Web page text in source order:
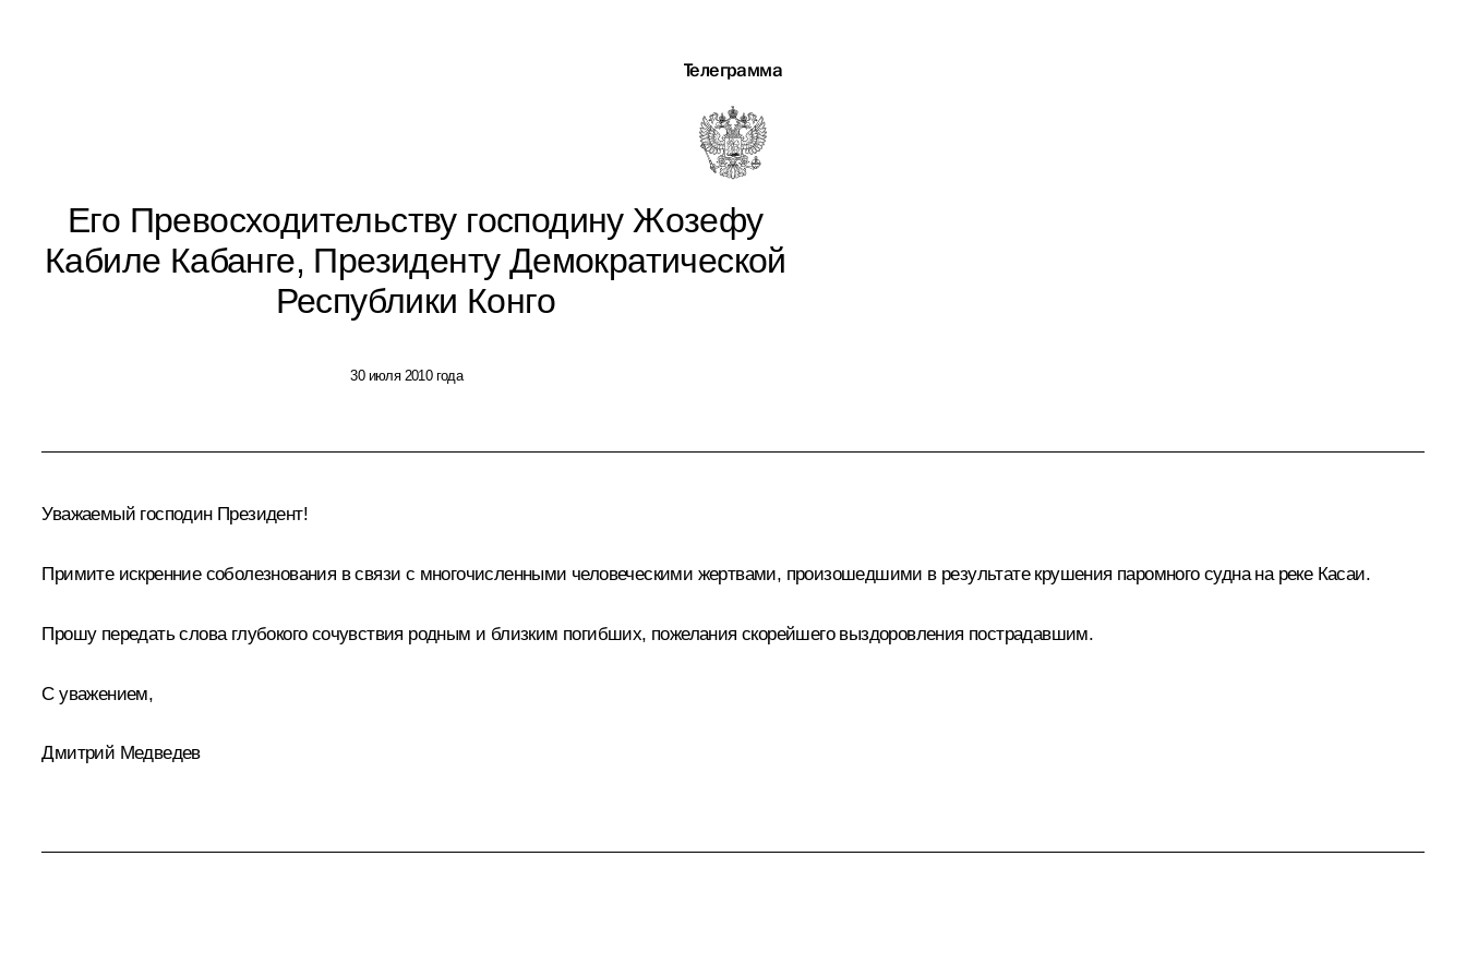
Телеграмма
Его Превосходительству господину Жозефу
Кабиле Кабанге, Президенту Демократической
Республики Конго
30 июля 2010 года
Уважаемый господин Президент!
Примите искренние соболезнования в связи с многочисленными человеческими жертвами, произошедшими в результате крушения паромного судна на реке Касаи.
Прошу передать слова глубокого сочувствия родным и близким погибших, пожелания скорейшего выздоровления пострадавшим.
С уважением,
Дмитрий Медведев